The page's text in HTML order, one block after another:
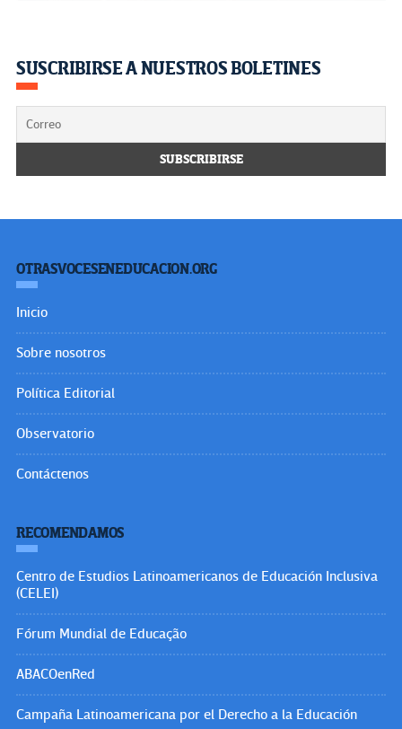
SUSCRIBIRSE A NUESTROS BOLETINES
OTRASVOCESENEDUCACION.ORG
Inicio
Sobre nosotros
Política Editorial
Observatorio
Contáctenos
RECOMENDAMOS
Centro de Estudios Latinoamericanos de Educación Inclusiva
(CELEI)
Fórum Mundial de Educação
ABACOenRed
Campaña Latinoamericana por el Derecho a la Educación